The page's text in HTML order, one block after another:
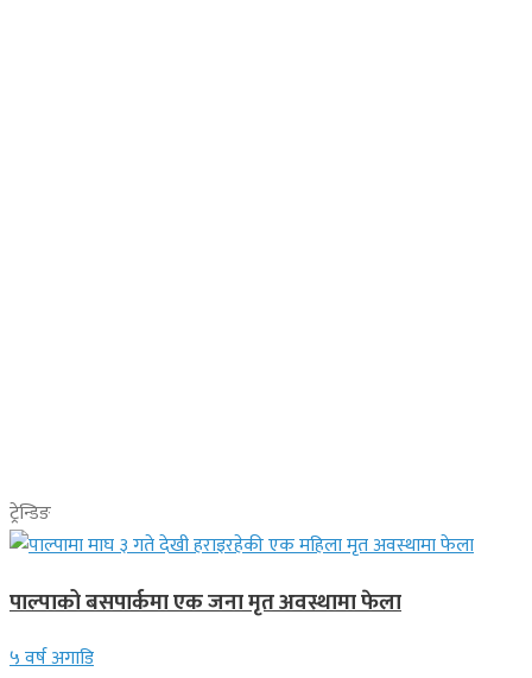
ट्रेन्डिङ
पाल्पाको बसपार्कमा एक जना मृत अवस्थामा फेला
५ वर्ष अगाडि